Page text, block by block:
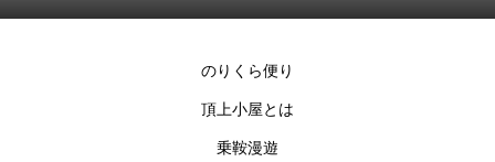
のりくら便り
頂上小屋とは
乗鞍漫遊